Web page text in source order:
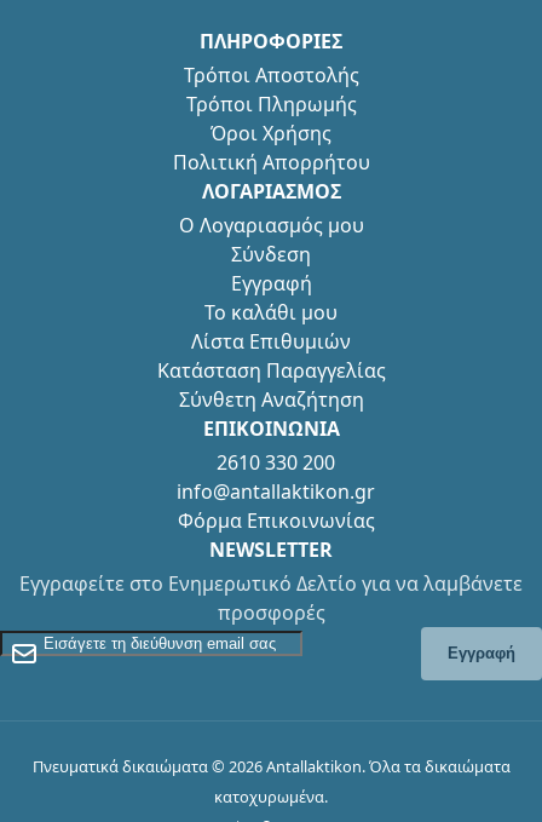
ΠΛΗΡΟΦΟΡΙΕΣ
Τρόποι Αποστολής
Τρόποι Πληρωμής
Όροι Χρήσης
Πολιτική Απορρήτου
ΛΟΓΑΡΙΑΣΜΟΣ
Ο Λογαριασμός μου
Σύνδεση
Εγγραφή
Το καλάθι μου
Λίστα Επιθυμιών
Κατάσταση Παραγγελίας
Σύνθετη Αναζήτηση
ΕΠΙΚΟΙΝΩΝΙΑ
2610 330 200
info@antallaktikon.gr
Φόρμα Επικοινωνίας
NEWSLETTER
Εγγραφείτε στο Ενημερωτικό Δελτίο για να λαμβάνετε
προσφορές
Εγγραφείτε στο Newsletter
Εγγραφή
Πνευματικά δικαιώματα © 2026 Antallaktikon. Όλα τα δικαιώματα
κατοχυρωμένα.